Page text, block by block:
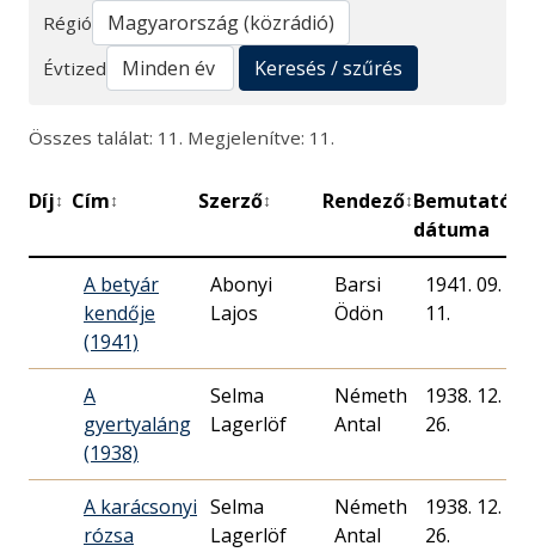
Régió
Évtized
Keresés / szűrés
Összes találat: 11. Megjelenítve: 11.
Díj↕ Cím↕ Szerző↕ Rendező↕Bemutató
dátuma
A betyár
kendője
(1941)
Abonyi
Lajos
Barsi
Ödön
1941. 09.
11.
A
gyertyaláng
(1938)
Selma
Lagerlöf
Németh
Antal
1938. 12.
26.
A karácsonyi
rózsa
Selma
Lagerlöf
Németh
Antal
1938. 12.
26.